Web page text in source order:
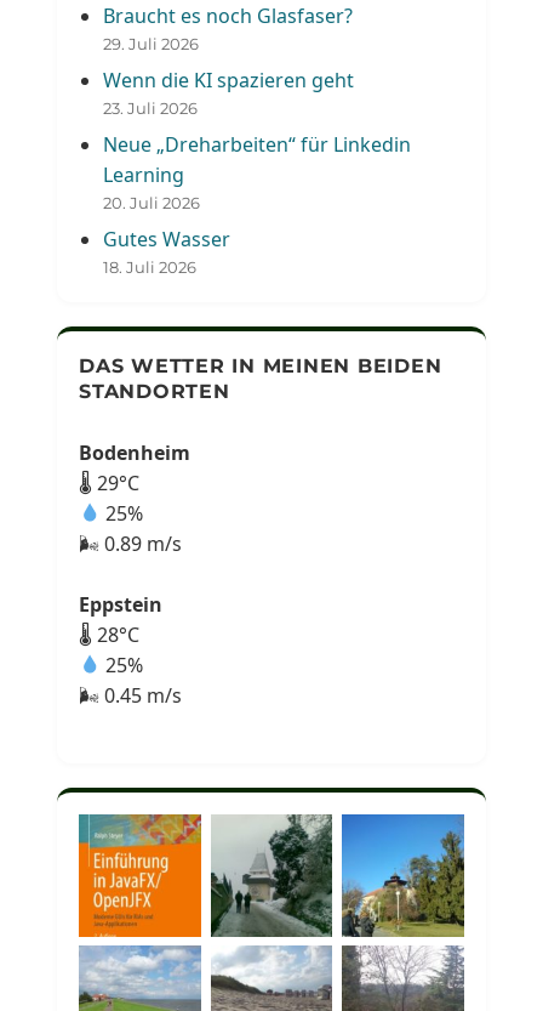
Braucht es noch Glasfaser?
29. Juli 2026
Wenn die KI spazieren geht
23. Juli 2026
Neue „Dreharbeiten“ für Linkedin
Learning
20. Juli 2026
Gutes Wasser
18. Juli 2026
DAS WETTER IN MEINEN BEIDEN
STANDORTEN
Bodenheim
🌡 29°C
25%
🌬 0.89 m/s
Eppstein
🌡 28°C
25%
🌬 0.45 m/s